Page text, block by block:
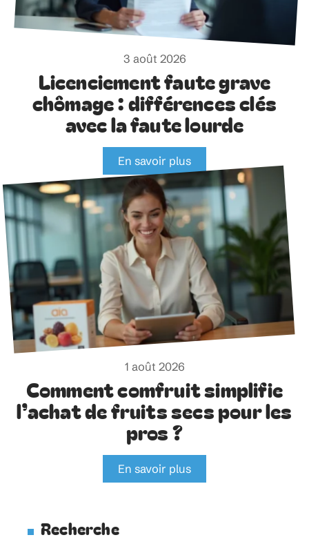
3 août 2026
Licenciement faute grave
chômage : différences clés
avec la faute lourde
En savoir plus
1 août 2026
Comment comfruit simplifie
l’achat de fruits secs pour les
pros ?
En savoir plus
Recherche